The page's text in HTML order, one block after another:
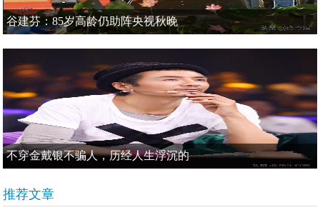
谷建芬：85岁高龄仍助阵央视秋晚
不穿金戴银不骗人，历经人生浮沉的
推荐文章